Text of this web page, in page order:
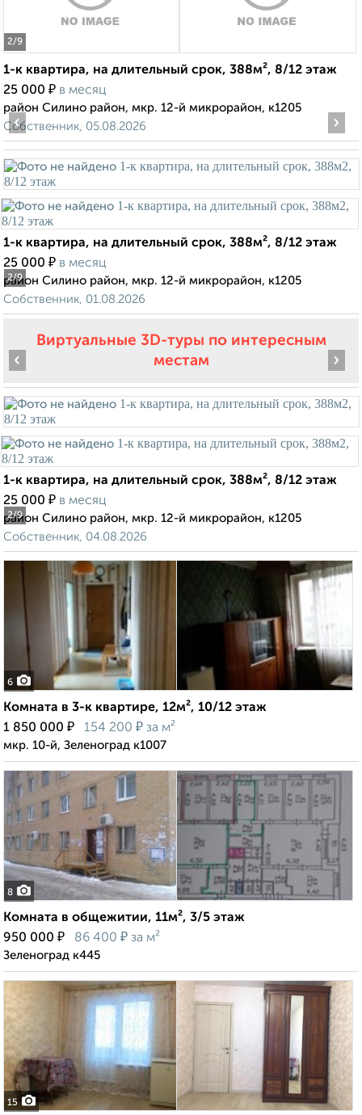
2/9
1-к квартира, на длительный срок, 388м², 8/12 этаж
25 000 ₽ в месяц
район Силино район, мкр. 12-й микрорайон, к1205
Собственник, 05.08.2026
2/9
‹ ›
1-к квартира, на длительный срок, 388м², 8/12 этаж
25 000 ₽ в месяц
район Силино район, мкр. 12-й микрорайон, к1205
Собственник, 01.08.2026
Виртуальные 3D-туры по интересным
местам
2/9
‹ ›
1-к квартира, на длительный срок, 388м², 8/12 этаж
25 000 ₽ в месяц
район Силино район, мкр. 12-й микрорайон, к1205
Собственник, 04.08.2026
6
Комната в 3-к квартире, 12м², 10/12 этаж
1 850 000 ₽ 154 200 ₽ за м²
мкр. 10-й, Зеленоград к1007
8
Комната в общежитии, 11м², 3/5 этаж
950 000 ₽ 86 400 ₽ за м²
Зеленоград к445
15